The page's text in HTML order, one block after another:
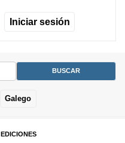
Iniciar sesión
Galego
EDICIONES